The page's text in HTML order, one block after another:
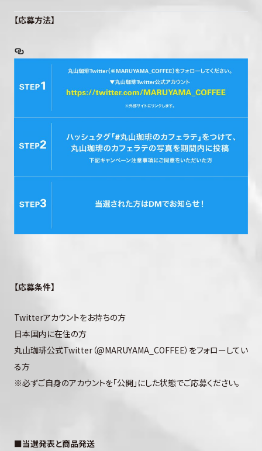
【応募方法】
【応募条件】
Twitterアカウントをお持ちの方
日本国内に在住の方
丸山珈琲公式Twitter（@MARUYAMA_COFFEE）をフォローしてい
る方
※必ずご自身のアカウントを「公開」にした状態でご応募ください。
■当選発表と商品発送